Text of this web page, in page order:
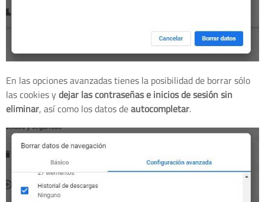
En las opciones avanzadas tienes la posibilidad de borrar sólo
las cookies ydejar las contraseñas e inicios de sesión sin
eliminar, así como los datos deautocompletar.